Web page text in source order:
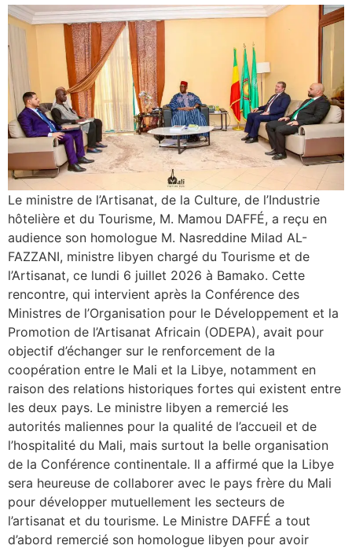
Le ministre de l’Artisanat, de la Culture, de l’Industrie
hôtelière et du Tourisme, M. Mamou DAFFÉ, a reçu en
audience son homologue M. Nasreddine Milad AL-
FAZZANI, ministre libyen chargé du Tourisme et de
l’Artisanat, ce lundi 6 juillet 2026 à Bamako. Cette
rencontre, qui intervient après la Conférence des
Ministres de l’Organisation pour le Développement et la
Promotion de l’Artisanat Africain (ODEPA), avait pour
objectif d’échanger sur le renforcement de la
coopération entre le Mali et la Libye, notamment en
raison des relations historiques fortes qui existent entre
les deux pays. Le ministre libyen a remercié les
autorités maliennes pour la qualité de l’accueil et de
l’hospitalité du Mali, mais surtout la belle organisation
de la Conférence continentale. Il a affirmé que la Libye
sera heureuse de collaborer avec le pays frère du Mali
pour développer mutuellement les secteurs de
l’artisanat et du tourisme. Le Ministre DAFFÉ a tout
d’abord remercié son homologue libyen pour avoir